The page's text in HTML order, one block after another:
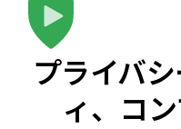
プライバ
ィ、コ